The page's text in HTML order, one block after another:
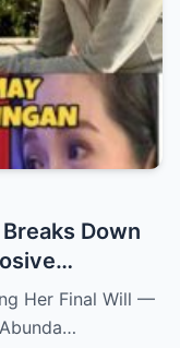
Down
and Ai-Ai
Her Final Will —